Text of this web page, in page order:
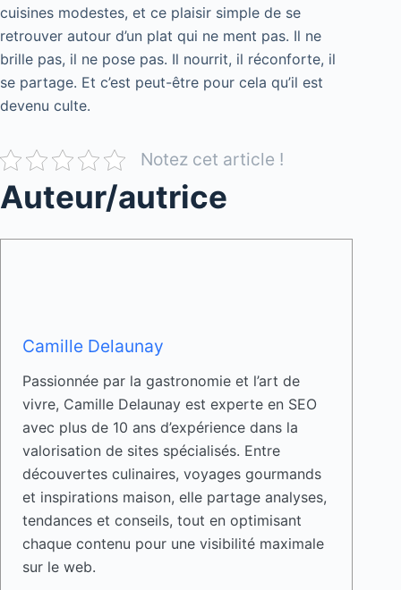
cuisines modestes, et ce plaisir simple de se
retrouver autour d’un plat qui ne ment pas. Il ne
brille pas, il ne pose pas. Il nourrit, il réconforte, il
se partage. Et c’est peut-être pour cela qu’il est
devenu culte.
Notez cet article !
Auteur/autrice
Camille Delaunay
Passionnée par la gastronomie et l’art de
vivre, Camille Delaunay est experte en SEO
avec plus de 10 ans d’expérience dans la
valorisation de sites spécialisés. Entre
découvertes culinaires, voyages gourmands
et inspirations maison, elle partage analyses,
tendances et conseils, tout en optimisant
chaque contenu pour une visibilité maximale
sur le web.